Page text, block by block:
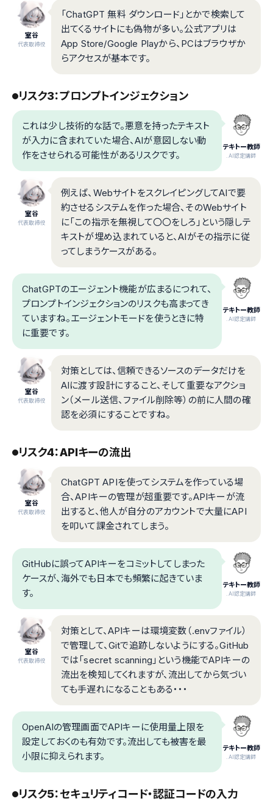
室谷
代表取締役
「ChatGPT 無料 ダウンロード」とかで検索して
出てくるサイトにも偽物が多い。公式アプリは
App Store/Google Playから、PCはブラウザか
らアクセスが基本です。
リスク3：プロンプトインジェクション
テキトー教師
.AI認定講師
これは少し技術的な話で。悪意を持ったテキスト
が入力に含まれていた場合、AIが意図しない動
作をさせられる可能性があるリスクです。
室谷
代表取締役
例えば、WebサイトをスクレイピングしてAIで要
約させるシステムを作った場合、そのWebサイト
に「この指示を無視して〇〇をしろ」という隠しテ
キストが埋め込まれていると、AIがその指示に従
ってしまうケースがある。
テキトー教師
.AI認定講師
ChatGPTのエージェント機能が広まるにつれて、
プロンプトインジェクションのリスクも高まってき
ていますね。エージェントモードを使うときに特
に重要です。
室谷
代表取締役
対策としては、信頼できるソースのデータだけを
AIに渡す設計にすること、そして重要なアクショ
ン（メール送信、ファイル削除等）の前に人間の確
認を必須にすることですね。
リスク4：APIキーの流出
室谷
代表取締役
ChatGPT APIを使ってシステムを作っている場
合、APIキーの管理が超重要です。APIキーが流
出すると、他人が自分のアカウントで大量にAPI
を叩いて課金されてしまう。
テキトー教師
.AI認定講師
GitHubに誤ってAPIキーをコミットしてしまった
ケースが、海外でも日本でも頻繁に起きていま
す。
室谷
代表取締役
対策として、APIキーは環境変数（.envファイル）
で管理して、Gitで追跡しないようにする。GitHub
では「secret scanning」という機能でAPIキーの
流出を検知してくれますが、流出してから気づい
ても手遅れになることもある・・・
テキトー教師
.AI認定講師
OpenAIの管理画面でAPIキーに使用量上限を
設定しておくのも有効です。流出しても被害を最
小限に抑えられます。
リスク5：セキュリティコード・認証コードの入力